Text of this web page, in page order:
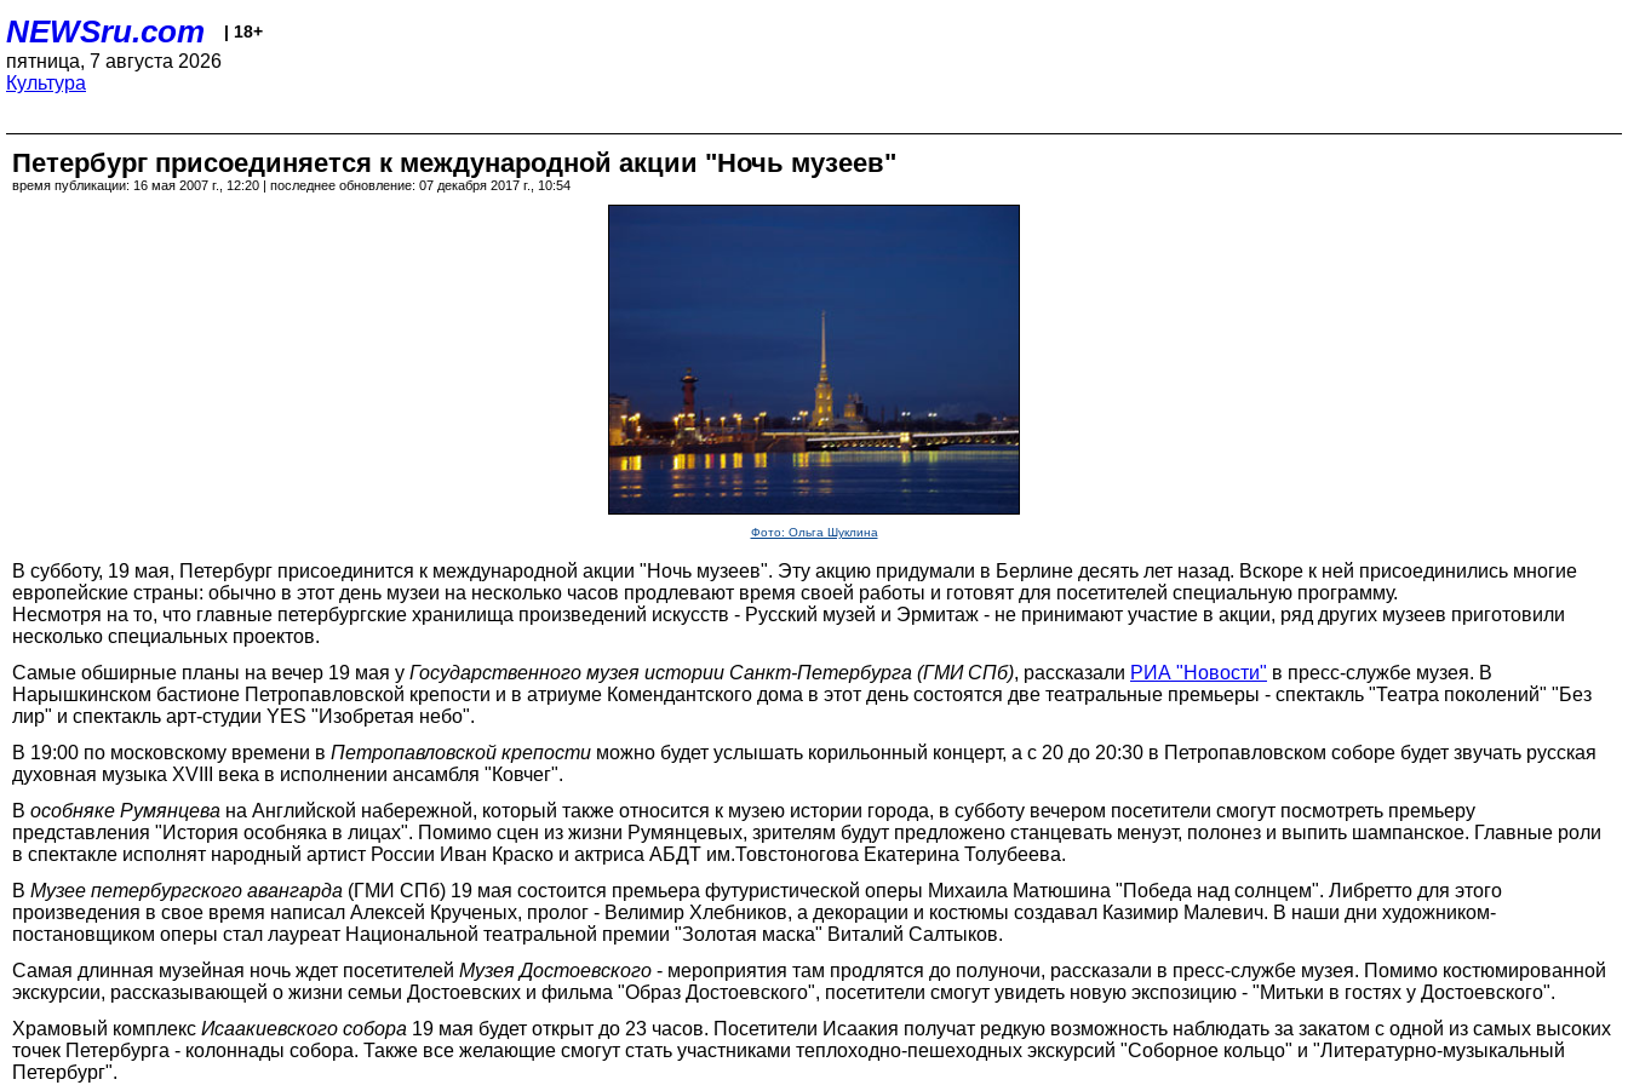
NEWSru.com | 18+
пятница, 7 августа 2026
Культура
Петербург присоединяется к международной акции "Ночь музеев"
время публикации: 16 мая 2007 г., 12:20 | последнее обновление: 07 декабря 2017 г., 10:54
Фото: Ольга Шуклина
В субботу, 19 мая, Петербург присоединится к международной акции "Ночь музеев". Эту акцию придумали в Берлине десять лет назад. Вскоре к ней присоединились многие
европейские страны: обычно в этот день музеи на несколько часов продлевают время своей работы и готовят для посетителей специальную программу.
Несмотря на то, что главные петербургские хранилища произведений искусств - Русский музей и Эрмитаж - не принимают участие в акции, ряд других музеев приготовили
несколько специальных проектов.
Самые обширные планы на вечер 19 мая у Государственного музея истории Санкт-Петербурга (ГМИ СПб), рассказали РИА "Новости" в пресс-службе музея. В
Нарышкинском бастионе Петропавловской крепости и в атриуме Комендантского дома в этот день состоятся две театральные премьеры - спектакль "Театра поколений" "Без
лир" и спектакль арт-студии YES "Изобретая небо".
В 19:00 по московскому времени в Петропавловской крепости можно будет услышать корильонный концерт, а с 20 до 20:30 в Петропавловском соборе будет звучать русская
духовная музыка XVIII века в исполнении ансамбля "Ковчег".
В особняке Румянцева на Английской набережной, который также относится к музею истории города, в субботу вечером посетители смогут посмотреть премьеру
представления "История особняка в лицах". Помимо сцен из жизни Румянцевых, зрителям будут предложено станцевать менуэт, полонез и выпить шампанское. Главные роли
в спектакле исполнят народный артист России Иван Краско и актриса АБДТ им.Товстоногова Екатерина Толубеева.
В Музее петербургского авангарда (ГМИ СПб) 19 мая состоится премьера футуристической оперы Михаила Матюшина "Победа над солнцем". Либретто для этого
произведения в свое время написал Алексей Крученых, пролог - Велимир Хлебников, а декорации и костюмы создавал Казимир Малевич. В наши дни художником-
постановщиком оперы стал лауреат Национальной театральной премии "Золотая маска" Виталий Салтыков.
Самая длинная музейная ночь ждет посетителей Музея Достоевского - мероприятия там продлятся до полуночи, рассказали в пресс-службе музея. Помимо костюмированной
экскурсии, рассказывающей о жизни семьи Достоевских и фильма "Образ Достоевского", посетители смогут увидеть новую экспозицию - "Митьки в гостях у Достоевского".
Храмовый комплекс Исаакиевского собора 19 мая будет открыт до 23 часов. Посетители Исаакия получат редкую возможность наблюдать за закатом с одной из самых высоких
точек Петербурга - колоннады собора. Также все желающие смогут стать участниками теплоходно-пешеходных экскурсий "Соборное кольцо" и "Литературно-музыкальный
Петербург".